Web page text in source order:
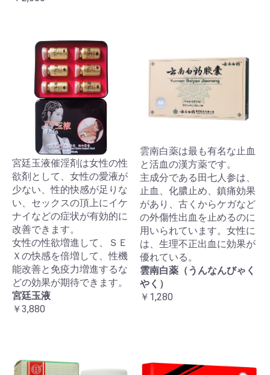
宮廷玉液催淫剤は女性の性
欲剤として、女性の愛液が
少ない、性的快感が足りな
い、セックスの頂上にイケ
ナイなどの症状が有効的に
改善できます。
女性の性欲増進して、ＳＥ
Ｘの快感を倍増して、性機
能改善と免疫力増進するな
どの効果が期待できます。
宮廷玉液
￥3,880
雲南白薬は最も有名な止血
と活血の漢方薬です。
主成分である田七人参は、
止血、化膿止め、鎮痛効果
があり、古くからケガなど
の外傷性出血を止めるのに
用いられています。女性に
は、生理不正出血に効果が
優れている。
雲南白薬（うんなんびゃく
やく）
￥1,280